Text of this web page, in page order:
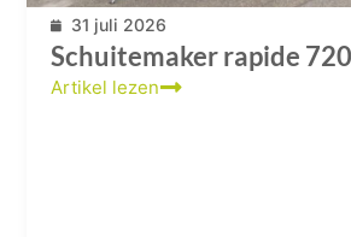
31 juli 2026
Schuitemaker rapide
Artikel lezen